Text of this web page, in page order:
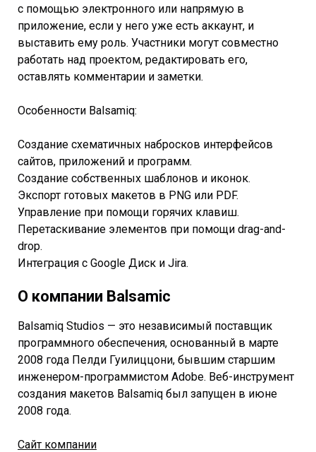
с помощью электронного или напрямую в
приложение, если у него уже есть аккаунт, и
выставить ему роль. Участники могут совместно
работать над проектом, редактировать его,
оставлять комментарии и заметки.
Особенности Balsamiq:
Создание схематичных набросков интерфейсов
сайтов, приложений и программ.
Создание собственных шаблонов и иконок.
Экспорт готовых макетов в PNG или PDF.
Управление при помощи горячих клавиш.
Перетаскивание элементов при помощи drag-and-
drop.
Интеграция с Google Диск и Jira.
О компании Balsamic
Balsamiq Studios — это независимый поставщик
программного обеспечения, основанный в марте
2008 года Пелди Гуилиццони, бывшим старшим
инженером-программистом Adobe. Веб-инструмент
создания макетов Balsamiq был запущен в июне
2008 года.
Сайт компании